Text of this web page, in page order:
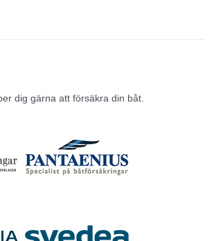
dig gärna att försäkra din båt.